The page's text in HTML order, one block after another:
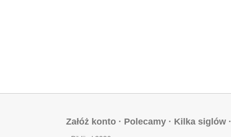
Załóż konto · Polecamy · Kilka siglów ·